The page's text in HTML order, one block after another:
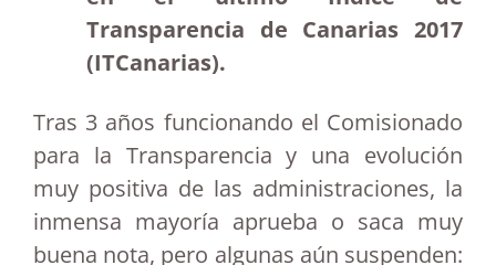
Transparencia de Canarias 2017
(ITCanarias).
Tras 3 años funcionando el Comisionado
para la Transparencia y una evolución
muy positiva de las administraciones, la
inmensa mayoría aprueba o saca muy
buena nota, pero algunas aún suspenden: